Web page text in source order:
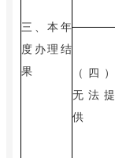
三、本年
度办理结
果
（四）
无法提
供